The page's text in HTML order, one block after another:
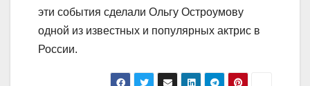
эти события сделали Ольгу Остроумову
одной из известных и популярных актрис в
России.